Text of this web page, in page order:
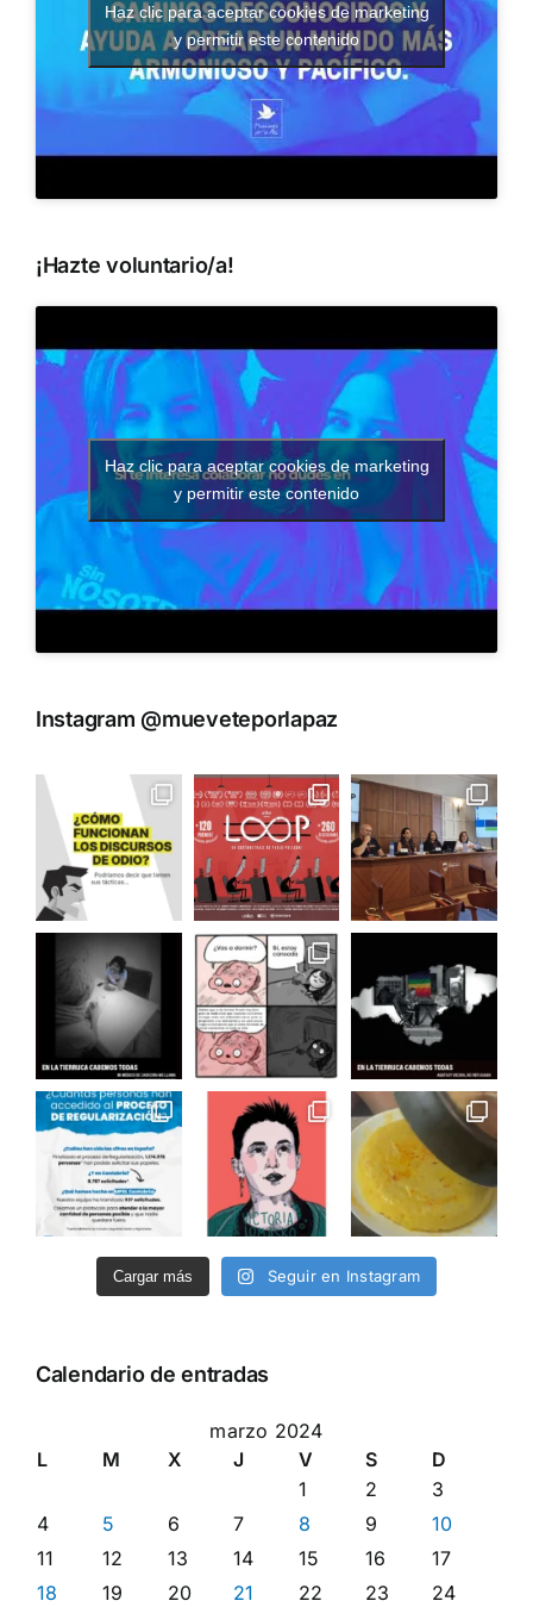
Haz clic para aceptar cookies de marketing
y permitir este contenido
¡Hazte voluntario/a!
Haz clic para aceptar cookies de marketing
y permitir este contenido
Instagram @mueveteporlapaz
Cargar más Seguir en Instagram
Calendario de entradas
marzo 2024
L
M X J V S
D
1
2
3
4
5 6 7 8 9
10
11
12 13 14 15 16
17
18
19 20 21 22 23
24